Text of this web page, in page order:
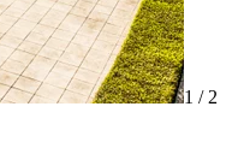
1 / 2